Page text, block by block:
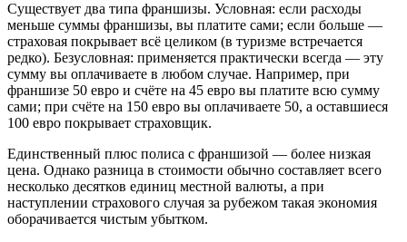
Существует два типа франшизы. Условная: если расходы
меньше суммы франшизы, вы платите сами; если больше —
страховая покрывает всё целиком (в туризме встречается
редко). Безусловная: применяется практически всегда — эту
сумму вы оплачиваете в любом случае. Например, при
франшизе 50 евро и счёте на 45 евро вы платите всю сумму
сами; при счёте на 150 евро вы оплачиваете 50, а оставшиеся
100 евро покрывает страховщик.
Единственный плюс полиса с франшизой — более низкая
цена. Однако разница в стоимости обычно составляет всего
несколько десятков единиц местной валюты, а при
наступлении страхового случая за рубежом такая экономия
оборачивается чистым убытком.